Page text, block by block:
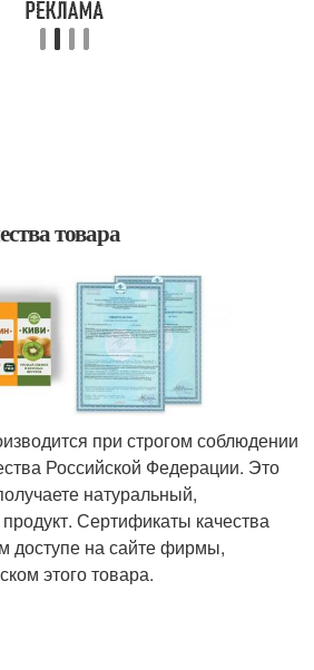
товара
при строгом соблюдении
Российской Федерации. Это
натуральный,
Сертификаты качества
доступе на сайте фирмы,
этого товара.